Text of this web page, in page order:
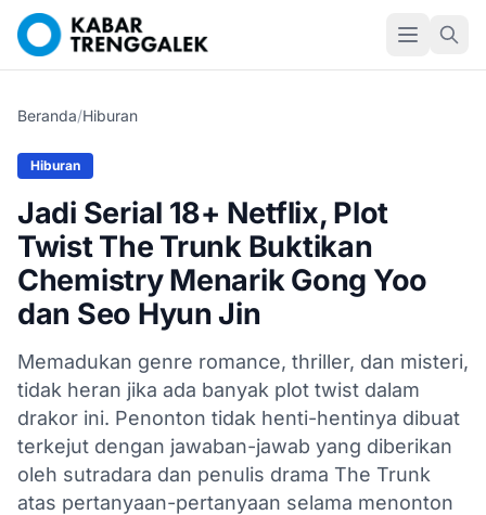
Beranda/Hiburan
Hiburan
Jadi Serial 18+ Netflix, Plot
Twist The Trunk Buktikan
Chemistry Menarik Gong Yoo
dan Seo Hyun Jin
Memadukan genre romance, thriller, dan misteri,
tidak heran jika ada banyak plot twist dalam
drakor ini. Penonton tidak henti-hentinya dibuat
terkejut dengan jawaban-jawab yang diberikan
oleh sutradara dan penulis drama The Trunk
atas pertanyaan-pertanyaan selama menonton